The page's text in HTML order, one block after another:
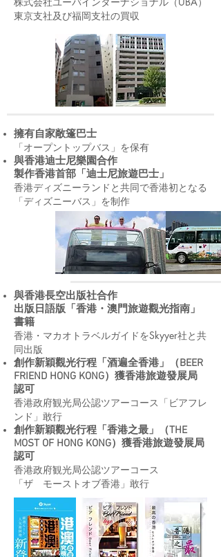
東京支社及び福岡支社の買収
擁有自家敞篷巴士
「オープントップバス」を保有
與香港迪士尼樂園合作
製作香港首部「迪士尼旅遊巴士」
香港ディズニーランドと共同で香港初となる
「ディズニーバス」を制作
與香港長空出版社合作
出版日語版「香港・澳門旅遊觀光指南」
書籍
香港・マカオトラベルガイドをSkyyer社と共
同出版
創作新穎觀光行程「酒遍全香港」（BEER
FRIEND HONG KONG）獲香港旅遊發展局
認可
香港政府観光局公認ツアーコース「ビアフレ
ンド」敢行
創作新穎觀光行程「香港之最」（THE
MOST OF HONG KONG）獲香港旅遊發展局
認可
香港政府観光局公認ツアーコース
「ザ モーストオブ香港」敢行